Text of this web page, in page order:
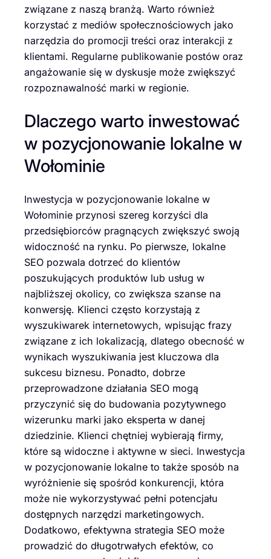
związane z naszą branżą. Warto również
korzystać z mediów społecznościowych jako
narzędzia do promocji treści oraz interakcji z
klientami. Regularne publikowanie postów oraz
angażowanie się w dyskusje może zwiększyć
rozpoznawalność marki w regionie.
Dlaczego warto inwestować
w pozycjonowanie lokalne w
Wołominie
Inwestycja w pozycjonowanie lokalne w
Wołominie przynosi szereg korzyści dla
przedsiębiorców pragnących zwiększyć swoją
widoczność na rynku. Po pierwsze, lokalne
SEO pozwala dotrzeć do klientów
poszukujących produktów lub usług w
najbliższej okolicy, co zwiększa szanse na
konwersję. Klienci często korzystają z
wyszukiwarek internetowych, wpisując frazy
związane z ich lokalizacją, dlatego obecność w
wynikach wyszukiwania jest kluczowa dla
sukcesu biznesu. Ponadto, dobrze
przeprowadzone działania SEO mogą
przyczynić się do budowania pozytywnego
wizerunku marki jako eksperta w danej
dziedzinie. Klienci chętniej wybierają firmy,
które są widoczne i aktywne w sieci. Inwestycja
w pozycjonowanie lokalne to także sposób na
wyróżnienie się spośród konkurencji, która
może nie wykorzystywać pełni potencjału
dostępnych narzędzi marketingowych.
Dodatkowo, efektywna strategia SEO może
prowadzić do długotrwałych efektów, co